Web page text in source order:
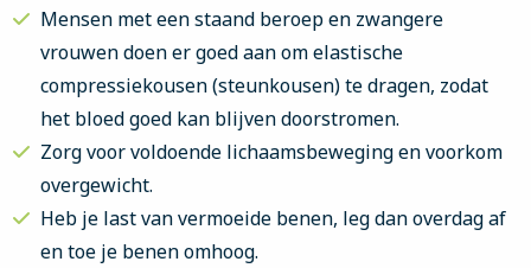
Mensen met een staand beroep en zwangere
vrouwen doen er goed aan om elastische
compressiekousen (steunkousen) te dragen, zodat
het bloed goed kan blijven doorstromen.
Zorg voor voldoende lichaamsbeweging en voorkom
overgewicht.
Heb je last van vermoeide benen, leg dan overdag af
en toe je benen omhoog.